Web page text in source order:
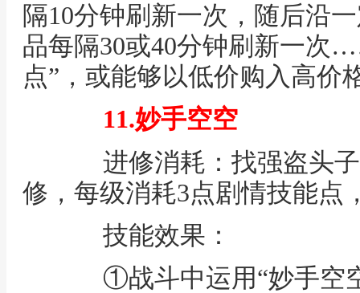
隔10分钟刷新一次，随后沿
品每隔30或40分钟刷新一次
点”，或能够以低价购入高价
11.妙手空空
进修消耗：找强盗头子
修，每级消耗3点剧情技能点
技能效果：
①战斗中运用“妙手空